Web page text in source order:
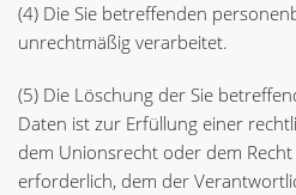
(4) Die Sie betreffenden
unrechtmäßig verarbeitet.
(5) Die Löschung der Sie
Daten ist zur Erfüllung einer
dem Unionsrecht oder dem
erforderlich, dem der